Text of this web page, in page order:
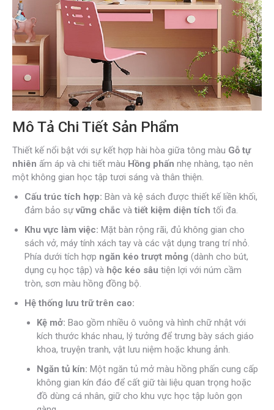
Mô Tả Chi Tiết Sản Phẩm
Thiết kế nổi bật với sự kết hợp hài hòa giữa tông màu Gỗ tự
nhiên ấm áp và chi tiết màu Hồng phấn nhẹ nhàng, tạo nên
một không gian học tập tươi sáng và thân thiện.
Cấu trúc tích hợp: Bàn và kệ sách được thiết kế liền khối,
đảm bảo sựvững chắc và tiết kiệm diện tích tối đa.
Khu vực làm việc: Mặt bàn rộng rãi, đủ không gian cho
sách vở, máy tính xách tay và các vật dụng trang trí nhỏ.
Phía dưới tích hợp ngăn kéo trượt mỏng (dành cho bút,
dụng cụ học tập) và hộc kéo sâu tiện lợi với núm cầm
tròn, sơn màu hồng đồng bộ.
Hệ thống lưu trữ trên cao:
Kệ mở: Bao gồm nhiều ô vuông và hình chữ nhật với
kích thước khác nhau, lý tưởng để trưng bày sách giáo
khoa, truyện tranh, vật lưu niệm hoặc khung ảnh.
Ngăn tủ kín: Một ngăn tủ mở màu hồng phấn cung cấp
không gian kín đáo để cất giữ tài liệu quan trọng hoặc
đồ dùng cá nhân, giữ cho khu vực học tập luôn gọn